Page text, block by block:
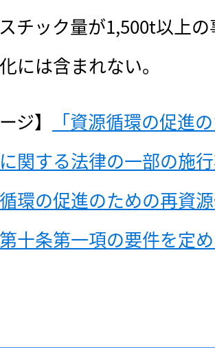
チック量が1,500t以上
には含まれない。
ジ】
「資源循環の促進
関する法律の一部の施
環の促進のための再資
十条第一項の要件を定